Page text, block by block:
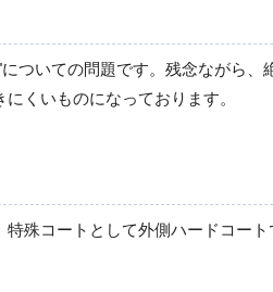
ついての問題です。残念ながら
くいものになっております。
殊コートとして外側ハードコー